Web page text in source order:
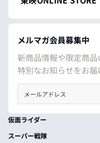
メルマガ会員募集中
新商品情報や限定商
特別なお知らせをお届
仮面ライダー
スーパー戦隊